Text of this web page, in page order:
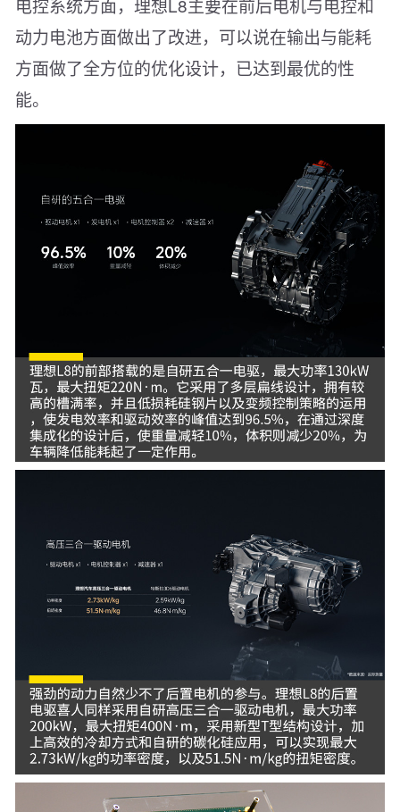
电控系统方面，理想L8主要在前后电机与电控和
动力电池方面做出了改进，可以说在输出与能耗
方面做了全方位的优化设计，已达到最优的性
能。